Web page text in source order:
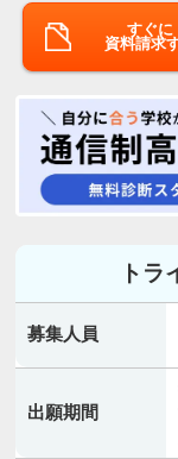
すぐに
資料請求
ト
募集人員
出願期間